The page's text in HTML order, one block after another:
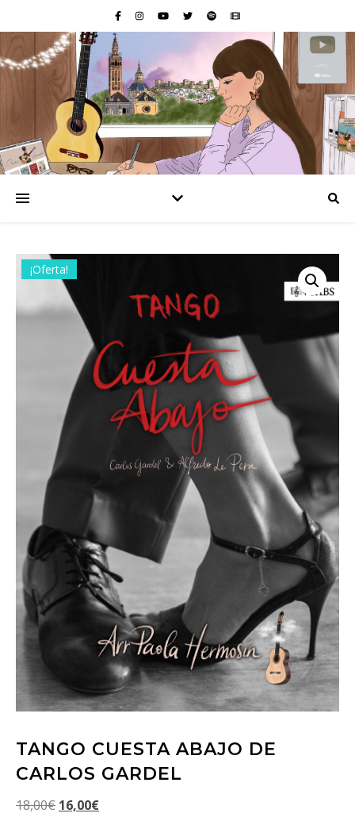
¡Oferta!
TANGO CUESTA ABAJO DE
CARLOS GARDEL
18,00€ El precio original era: 18,00€.
16,00€El precio actual es: 16,00€.